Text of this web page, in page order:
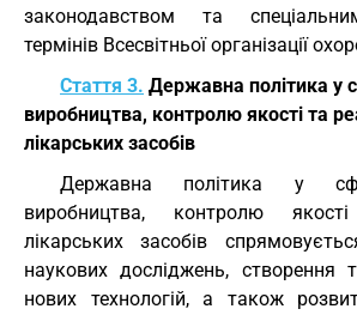
законодавством та
термінів Всесвітньої організації
Стаття 3. Державна політика у
виробництва, контролю якості та
лікарських засобів
Державна політика у
виробництва, контролю
лікарських засобів
наукових досліджень, створення
нових технологій, а також